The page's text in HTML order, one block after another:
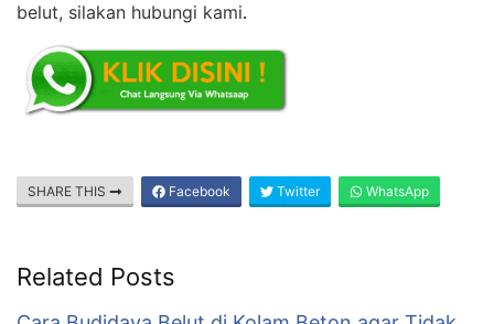
belut, silakan hubungi kami.
SHARE THIS Facebook Twitter WhatsApp
Related Posts